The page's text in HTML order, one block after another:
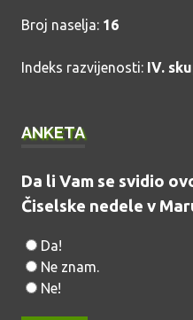
Broj naselja: 16
Indeks razvijenosti: IV.
ANKETA
Da li Vam se svidio
Čiselske nedele v
Da!
Ne znam.
Ne!